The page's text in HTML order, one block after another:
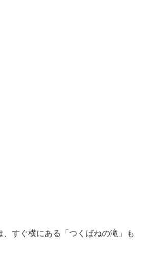
、すぐ横にある「つくばねの滝」も